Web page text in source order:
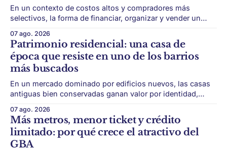
En un contexto de costos altos y compradores más
selectivos, la forma de financiar, organizar y vender un
éxito de un desarrollo inmobiliario ya no depende solo de
conseguir un buen terreno. En un mercado más exigente,
la estructura financiera, legal
07 ago. 2026
Patrimonio residencial: una casa de
época que resiste en uno de los barrios
más buscados
En un mercado dominado por edificios nuevos, las casas
antiguas bien conservadas ganan valor por identidad,
algunas piezas residenciales que cuentan otra historia del
barrio. En medio de torres, edificios nuevos y proyectos
premium, todavía aparecen casas de más de 100 años
07 ago. 2026
Más metros, menor ticket y crédito
limitado: por qué crece el atractivo del
GBA